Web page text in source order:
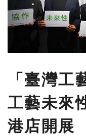
「臺灣
工藝未來
港店開展